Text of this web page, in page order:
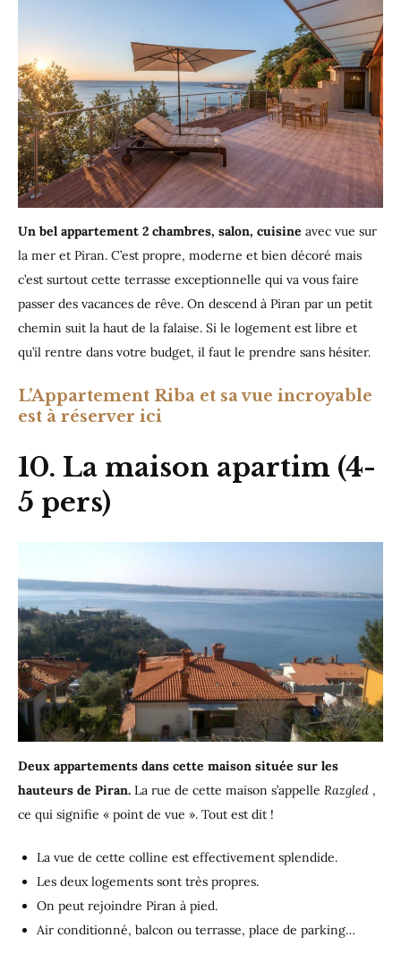
Un bel appartement 2 chambres, salon, cuisine avec vue sur
la mer et Piran. C’est propre, moderne et bien décoré mais
c’est surtout cette terrasse exceptionnelle qui va vous faire
passer des vacances de rêve. On descend à Piran par un petit
chemin suit la haut de la falaise. Si le logement est libre et
qu’il rentre dans votre budget, il faut le prendre sans hésiter.
L’Appartement Riba et sa vue incroyable
est à réserver ici
10. La maison apartim (4-
5 pers)
Deux appartements dans cette maison située sur les
hauteurs de Piran. La rue de cette maison s’appelle Razgled ,
ce qui signifie « point de vue ». Tout est dit !
La vue de cette colline est effectivement splendide.
Les deux logements sont très propres.
On peut rejoindre Piran à pied.
Air conditionné, balcon ou terrasse, place de parking…